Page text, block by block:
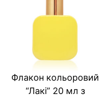
Флакон кольоровий
“Лакі” 20 мл з